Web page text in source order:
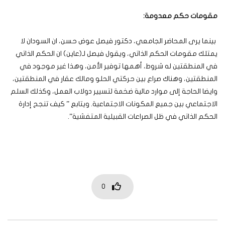
مقومات حكم معدومة:
بينما يرى المحاضر الجامعي، دكتور فيصل عوض حسن، ان السودان لا
يمتلك مقومات الحكم الذاتي، ويقول فيصل لـ(عاين) ان الحكم الذاتي
في المنطقتين له شروط، أهمها توفير الأمن، وهذا غير موجود في
المنطقتين، وهناك صراع بين حركتي الحلو ومالك عقار في المنطقتين،
وايضا الحاجة إلى موارد مالية ضخمة لتسيير دولاب العمل، وكذلك السلم
الاجتماعي بين جميع المكونات الاجتماعية. ويتابع ” كيف تنجح إدارة
الحكم الذاتي في ظل الصراعات القبيلية المتفشية”.
0